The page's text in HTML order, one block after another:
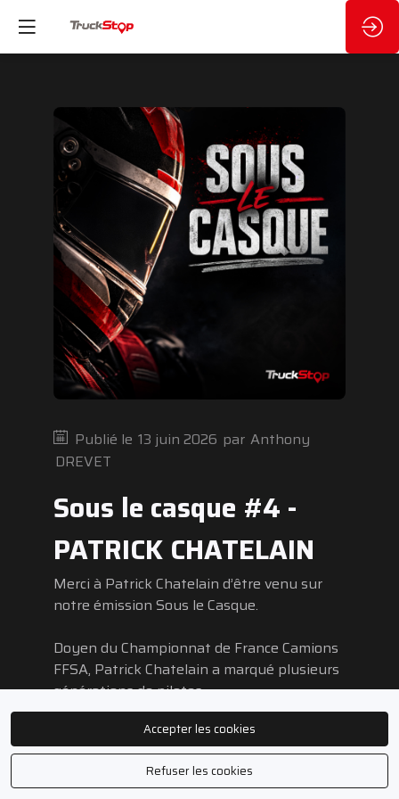
Publié le 13 juin 2026 par Anthony
DREVET
Sous le casque #4 -
PATRICK CHATELAIN
Merci à Patrick Chatelain d’être venu sur
notre émission Sous le Casque.
Doyen du Championnat de France Camions
FFSA, Patrick Chatelain a marqué plusieurs
générations de pilotes.
Ancien pilote lui-même, il a ensuite
accompagné de nombreux concurrents au
sein du paddock et contribué au
Accepter les cookies
Refuser les cookies